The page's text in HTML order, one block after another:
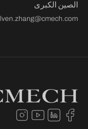
الصين الكبرى